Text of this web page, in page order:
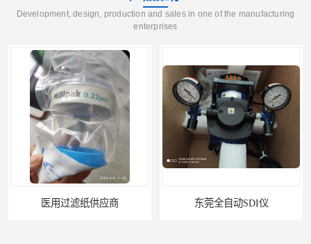
Development, design, production and sales in one of the manufacturing
enterprises
东莞全自动SDI仪 石家庄污染指数SDI仪